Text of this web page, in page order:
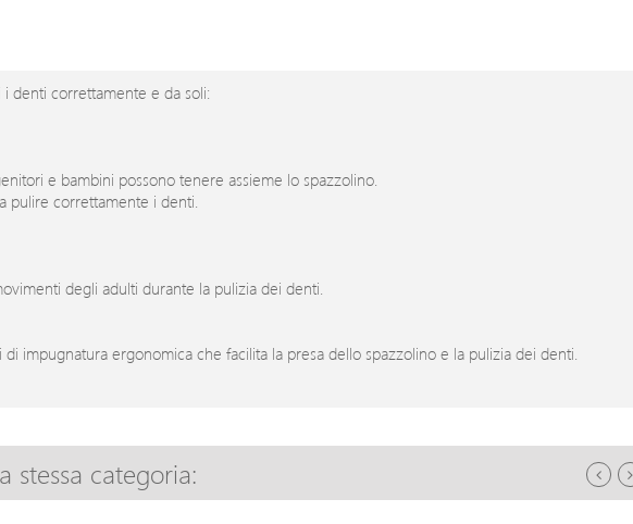
denti correttamente e da soli:
e bambini possono tenere assieme lo spazzolino.
pulire correttamente i denti.
degli adulti durante la pulizia dei denti.
di impugnatura ergonomica che facilita la presa dello spazzolino e la pulizia dei denti.
stessa categoria: